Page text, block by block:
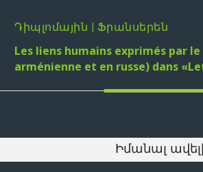
Դիպլոմային | Ֆրանսերեն
Les liens humains exprimés par
arménienne et en russe) dans
Իմանալ